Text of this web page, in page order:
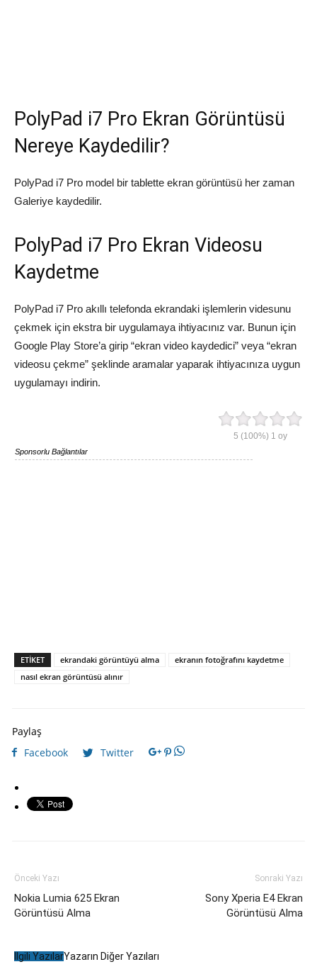
PolyPad i7 Pro Ekran Görüntüsü
Nereye Kaydedilir?
PolyPad i7 Pro model bir tablette ekran görüntüsü her zaman
Galeriye kaydedilir.
PolyPad i7 Pro Ekran Videosu
Kaydetme
PolyPad i7 Pro akıllı telefonda ekrandaki işlemlerin videsunu
çekmek için ekstra bir uygulamaya ihtiyacınız var. Bunun için
Google Play Store’a girip “ekran video kaydedici” veya “ekran
videosu çekme” şeklinde aramalar yaparak ihtiyacınıza uygun
uygulamayı indirin.
5 (100%) 1 oy
Sponsorlu Bağlantılar
ETIKET ekrandaki görüntüyü alma
ekranın fotoğrafını kaydetme
nasıl ekran görüntüsü alınır
Paylaş
Facebook
Twitter
Önceki Yazı
Nokia Lumia 625 Ekran
Görüntüsü Alma
Sonraki Yazı
Sony Xperia E4 Ekran
Görüntüsü Alma
İlgili YazılarYazarın Diğer Yazıları